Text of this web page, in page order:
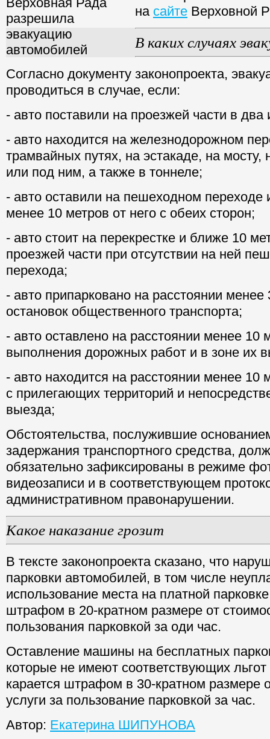
на сайте Верховной
В каких случаях
Согласно документу законопроекта,
проводиться в случае, если:
- авто поставили на проезжей части в
- авто находится на железнодорожном
трамвайных путях, на эстакаде, на мосту,
или под ним, а также в тоннеле;
- авто оставили на пешеходном переходе
менее 10 метров от него с обеих сторон;
- авто стоит на перекрестке и ближе 10
проезжей части при отсутствии на ней
перехода;
- авто припарковано на расстоянии менее
остановок общественного транспорта;
- авто оставлено на расстоянии менее 10
выполнения дорожных работ и в зоне их
- авто находится на расстоянии менее 10
с прилегающих территорий и
выезда;
Обстоятельства, послужившие
задержания транспортного средства,
обязательно зафиксированы в режиме
видеозаписи и в соответствующем
административном правонарушении.
Какое наказание грозит
В тексте законопроекта сказано, что
парковки автомобилей, в том числе
использование места на платной
штрафом в 20-кратном размере от
пользования парковкой за оди час.
Оставление машины на бесплатных
которые не имеют соответствующих льгот
карается штрафом в 30-кратном размере
услуги за пользование парковкой за час.
Автор: Екатерина ШИПУНОВА